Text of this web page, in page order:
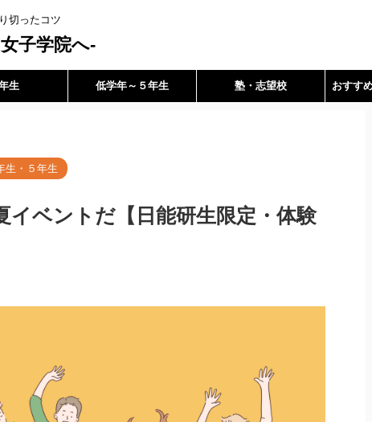
切ったコツ
子学院へ-
生 低学年～５年生 塾・志望校 おすす
生・５年生
イベントだ【日能研生限定・体験